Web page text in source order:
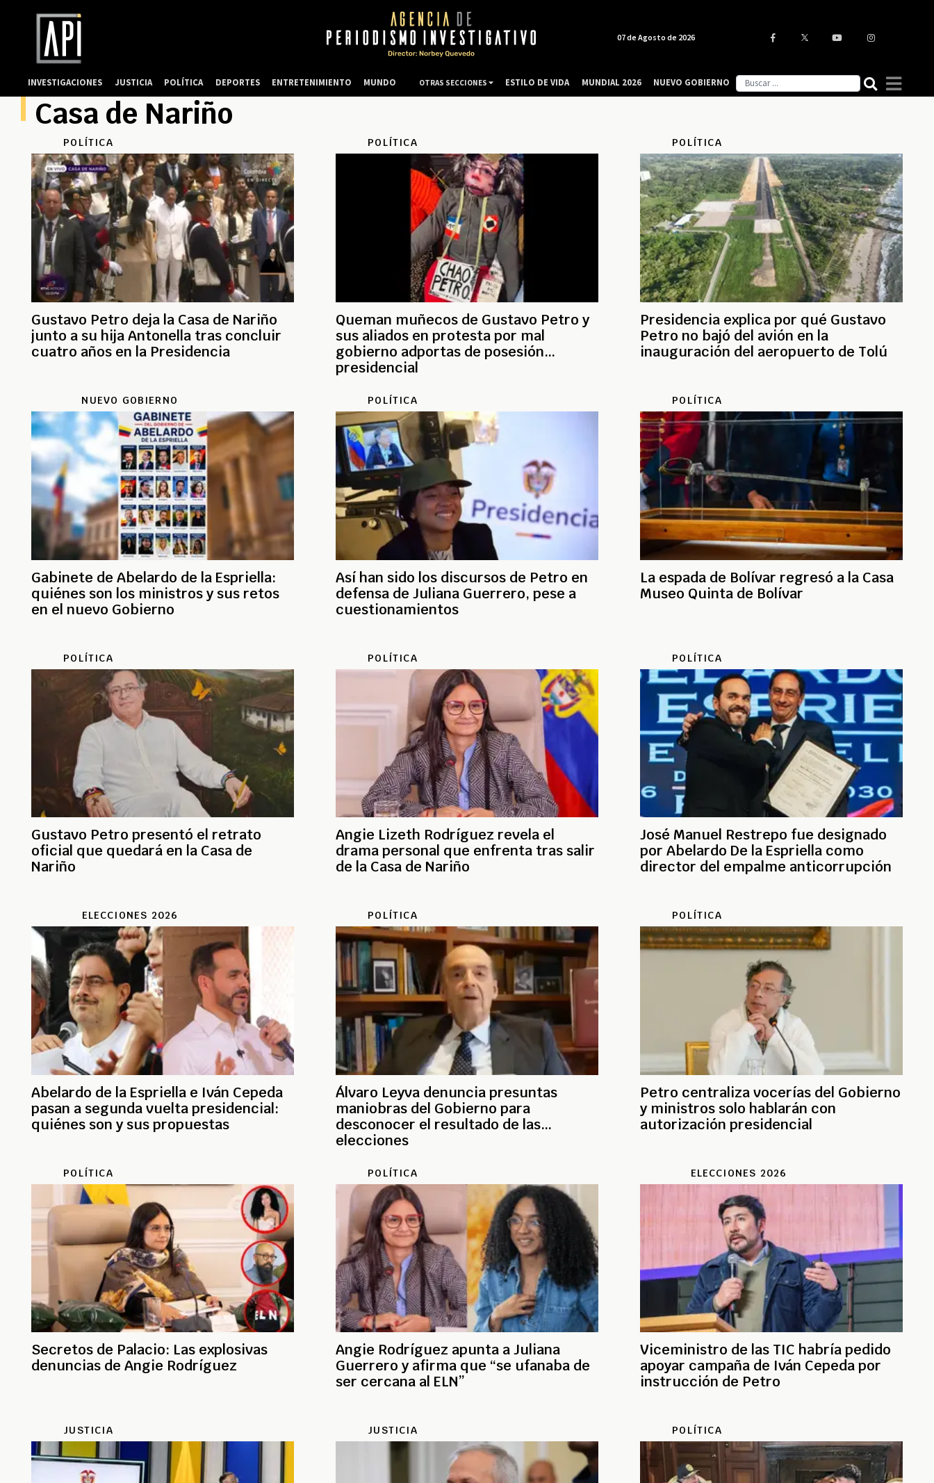
Casa de Nariño
POLÍTICA
Gustavo Petro deja la Casa de Nariño
junto a su hija Antonella tras concluir
cuatro años en la Presidencia
POLÍTICA
Queman muñecos de Gustavo Petro y
sus aliados en protesta por mal
gobierno adportas de posesión
presidencial
POLÍTICA
Presidencia explica por qué Gustavo
Petro no bajó del avión en la
inauguración del aeropuerto de Tolú
NUEVO GOBIERNO
Gabinete de Abelardo de la Espriella:
quiénes son los ministros y sus retos
en el nuevo Gobierno
POLÍTICA
Así han sido los discursos de Petro en
defensa de Juliana Guerrero, pese a
cuestionamientos
POLÍTICA
La espada de Bolívar regresó a la Casa
Museo Quinta de Bolívar
POLÍTICA
Gustavo Petro presentó el retrato
oficial que quedará en la Casa de
Nariño
POLÍTICA
Angie Lizeth Rodríguez revela el
drama personal que enfrenta tras salir
de la Casa de Nariño
POLÍTICA
José Manuel Restrepo fue designado
por Abelardo De la Espriella como
director del empalme anticorrupción
ELECCIONES 2026
Abelardo de la Espriella e Iván Cepeda
pasan a segunda vuelta presidencial:
quiénes son y sus propuestas
POLÍTICA
Álvaro Leyva denuncia presuntas
maniobras del Gobierno para
desconocer el resultado de las
elecciones
POLÍTICA
Petro centraliza vocerías del Gobierno
y ministros solo hablarán con
autorización presidencial
POLÍTICA
Secretos de Palacio: Las explosivas
denuncias de Angie Rodríguez
POLÍTICA
Angie Rodríguez apunta a Juliana
Guerrero y afirma que “se ufanaba de
ser cercana al ELN”
ELECCIONES 2026
Viceministro de las TIC habría pedido
apoyar campaña de Iván Cepeda por
instrucción de Petro
JUSTICIA JUSTICIA POLÍTICA
07 de Agosto de 2026
INVESTIGACIONES JUSTICIA POLÍTICA DEPORTES ENTRETENIMIENTO MUNDO OTRAS SECCIONES ESTILO DE VIDA MUNDIAL 2026 NUEVO GOBIERNO